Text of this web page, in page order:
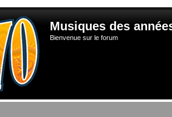
Musiques des
Bienvenue sur le forum